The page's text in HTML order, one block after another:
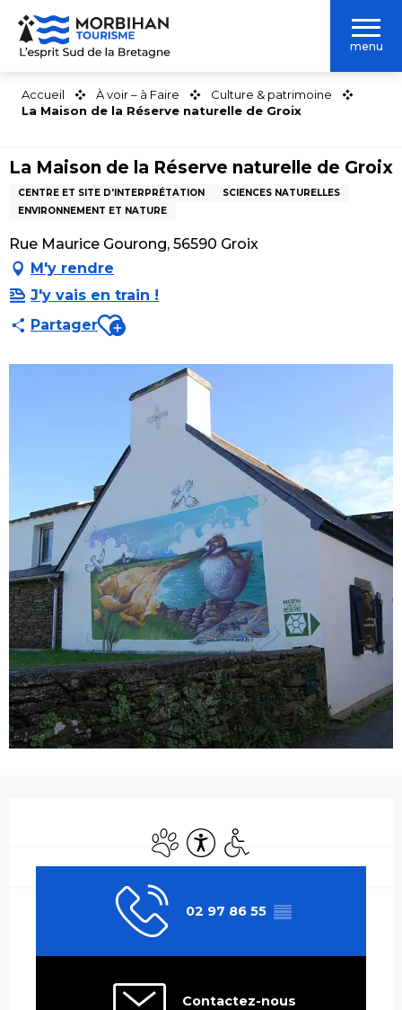
Aller
contenu
menu
Accueil À voir – à Faire
Culture & patrimoine
La Maison de la Réserve naturelle de Groix
La Maison de la Réserve naturelle de Groix
CENTRE ET SITE D'INTERPRÉTATION
SCIENCES NATURELLES
ENVIRONNEMENT ET NATURE
Rue Maurice Gourong, 56590 Groix
M'y rendre
J'y vais en train !
PartagerAjouter aux favoris
Animaux acceptés
AccessibilitéAccès handicapés
02 97 86 55 ▒▒
Contactez-nous